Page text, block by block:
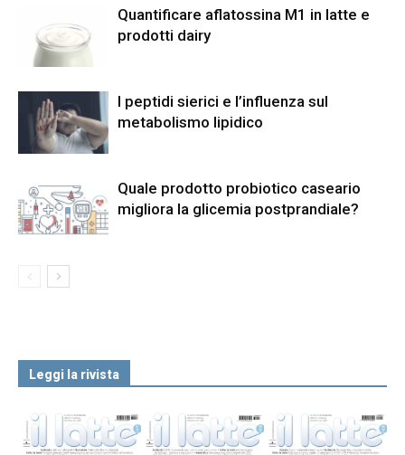
Quantificare aflatossina M1 in latte e
prodotti dairy
I peptidi sierici e l’influenza sul
metabolismo lipidico
Quale prodotto probiotico caseario
migliora la glicemia postprandiale?
Leggi la rivista